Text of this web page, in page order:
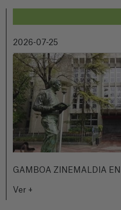
2026-07-25
GAMBOA ZINEMALDIA
Ver +